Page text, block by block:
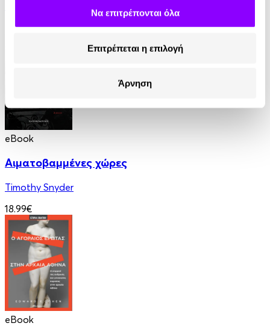
Να επιτρέπονται όλα
Επιτρέπεται η επιλογή
Άρνηση
7.77€ 3.88€ (-50%)
eBook
Αιματοβαμμένες χώρες
Timothy Snyder
18.99€
eBook